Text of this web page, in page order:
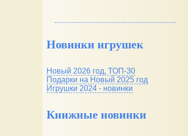
Новинки игрушек
Новый 2026 год, ТОП-30
Подарки на Новый 2025 год
Игрушки 2024 - новинки
Книжные новинки